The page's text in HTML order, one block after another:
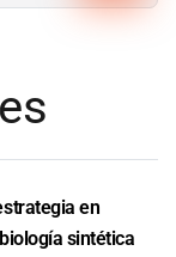
en
sintética